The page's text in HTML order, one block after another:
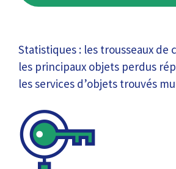
Statistiques : les trousseaux de
les principaux objets perdus
les services d’objets trouvés